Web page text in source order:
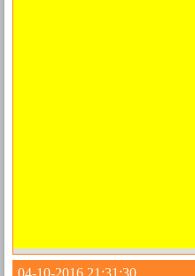
04-10-2016 21:31:30